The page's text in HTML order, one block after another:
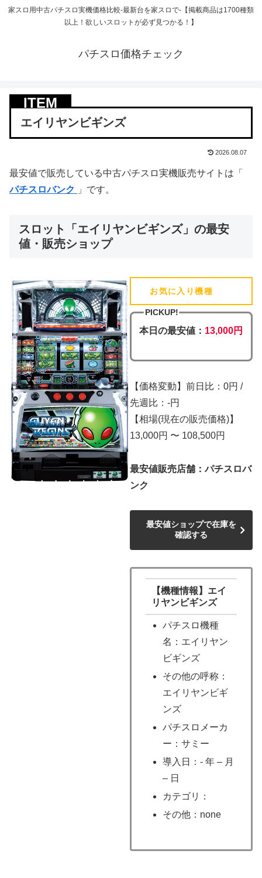
家スロ用中古パチスロ実機価格比較-最新台を家スロで-【掲載商品は1700種類
以上！欲しいスロットが必ず見つかる！】
パチスロ価格チェック
エイリヤンビギンズ
2026.08.07
最安値で販売している中古パチスロ実機販売サイトは「
パチスロバンク
」です。
スロット「エイリヤンビギンズ」の最安
値・販売ショップ
お気に入り機種
PICKUP!
本日の最安値： 13,000円
【価格変動】前日比：0円 /
先週比：-円
【相場(現在の販売価格)】
13,000円 〜 108,500円
最安値販売店舗：パチスロバ
ンク
最安値ショップで在庫を
確認する
【機種情報】エイ
リヤンビギンズ
パチスロ機種
名：エイリヤン
ビギンズ
その他の呼称：
エイリヤンビギ
ンズ
パチスロメーカ
ー：サミー
導入日：- 年 – 月
– 日
カテゴリ：
その他：none